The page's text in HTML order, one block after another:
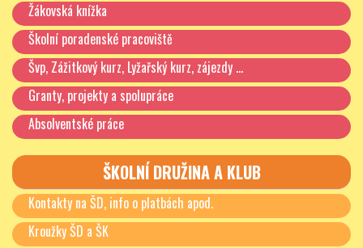
Žákovská knížka
Školní poradenské pracoviště
Švp, Zážitkový kurz, Lyžařský kurz, zájezdy …
Granty, projekty a spolupráce
Absolventské práce
ŠKOLNÍ DRUŽINA A KLUB
Kontakty na ŠD, info o platbách apod.
Kroužky ŠD a ŠK